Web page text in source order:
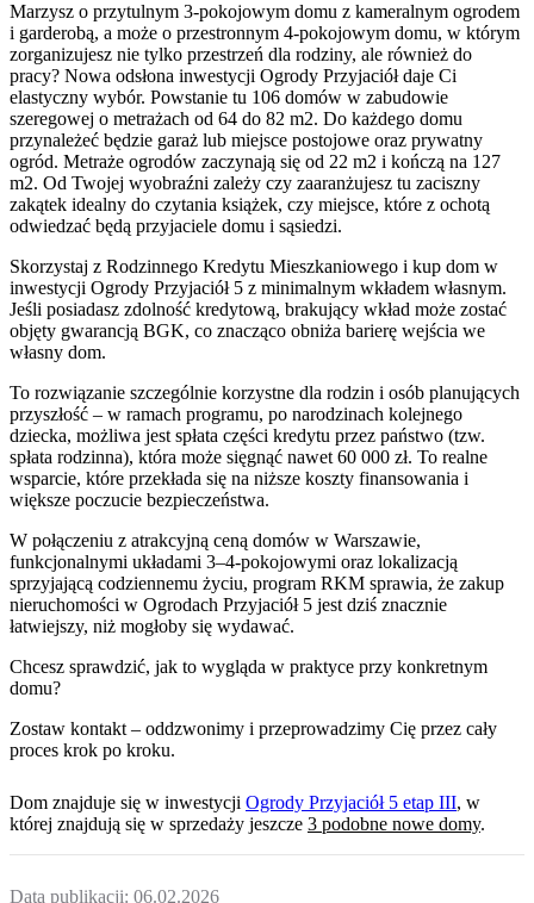
Marzysz o przytulnym 3-pokojowym domu z kameralnym ogrodem
i garderobą, a może o przestronnym 4-pokojowym domu, w którym
zorganizujesz nie tylko przestrzeń dla rodziny, ale również do
pracy? Nowa odsłona inwestycji Ogrody Przyjaciół daje Ci
elastyczny wybór. Powstanie tu 106 domów w zabudowie
szeregowej o metrażach od 64 do 82 m2. Do każdego domu
przynależeć będzie garaż lub miejsce postojowe oraz prywatny
ogród. Metraże ogrodów zaczynają się od 22 m2 i kończą na 127
m2. Od Twojej wyobraźni zależy czy zaaranżujesz tu zaciszny
zakątek idealny do czytania książek, czy miejsce, które z ochotą
odwiedzać będą przyjaciele domu i sąsiedzi.
Skorzystaj z Rodzinnego Kredytu Mieszkaniowego i kup dom w
inwestycji Ogrody Przyjaciół 5 z minimalnym wkładem własnym.
Jeśli posiadasz zdolność kredytową, brakujący wkład może zostać
objęty gwarancją BGK, co znacząco obniża barierę wejścia we
własny dom.
To rozwiązanie szczególnie korzystne dla rodzin i osób planujących
przyszłość – w ramach programu, po narodzinach kolejnego
dziecka, możliwa jest spłata części kredytu przez państwo (tzw.
spłata rodzinna), która może sięgnąć nawet 60 000 zł. To realne
wsparcie, które przekłada się na niższe koszty finansowania i
większe poczucie bezpieczeństwa.
W połączeniu z atrakcyjną ceną domów w Warszawie,
funkcjonalnymi układami 3–4-pokojowymi oraz lokalizacją
sprzyjającą codziennemu życiu, program RKM sprawia, że zakup
nieruchomości w Ogrodach Przyjaciół 5 jest dziś znacznie
łatwiejszy, niż mogłoby się wydawać.
Chcesz sprawdzić, jak to wygląda w praktyce przy konkretnym
domu?
Zostaw kontakt – oddzwonimy i przeprowadzimy Cię przez cały
proces krok po kroku.
Dom znajduje się w inwestycji Ogrody Przyjaciół 5 etap III, w
której znajdują się w sprzedaży jeszcze 3 podobne nowe domy.
Data publikacji: 06.02.2026